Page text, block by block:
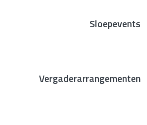
Sloepevents
Vergaderarrangementen